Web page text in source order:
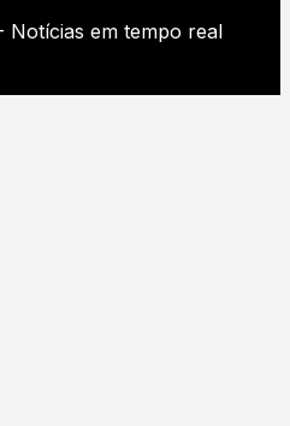
em tempo real